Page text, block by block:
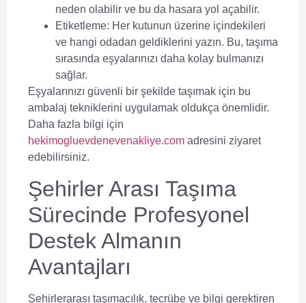
neden olabilir ve bu da hasara yol açabilir.
Etiketleme: Her kutunun üzerine içindekileri
ve hangi odadan geldiklerini yazın. Bu, taşıma
sırasında eşyalarınızı daha kolay bulmanızı
sağlar.
Eşyalarınızı güvenli bir şekilde taşımak için bu
ambalaj tekniklerini uygulamak oldukça önemlidir.
Daha fazla bilgi için
hekimogluevdenevenakliye.com adresini ziyaret
edebilirsiniz.
Şehirler Arası Taşıma
Sürecinde Profesyonel
Destek Almanın
Avantajları
Şehirlerarası taşımacılık, tecrübe ve bilgi gerektiren